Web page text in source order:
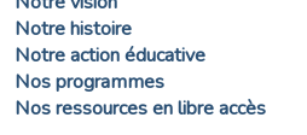
Notre histoire
Notre action éducative
Nos programmes
Nos ressources en libre accès